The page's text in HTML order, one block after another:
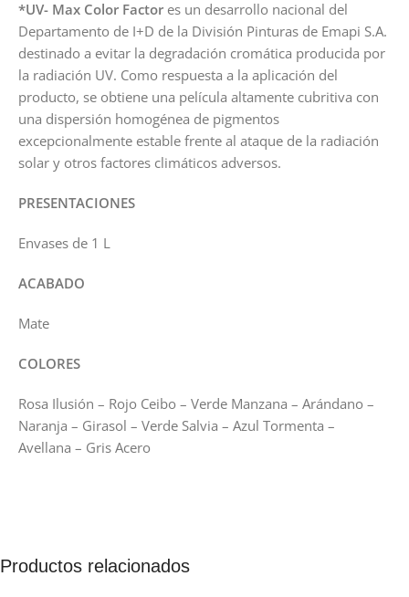
*UV- Max Color Factor es un desarrollo nacional del
Departamento de I+D de la División Pinturas de Emapi S.A.
destinado a evitar la degradación cromática producida por
la radiación UV. Como respuesta a la aplicación del
producto, se obtiene una película altamente cubritiva con
una dispersión homogénea de pigmentos
excepcionalmente estable frente al ataque de la radiación
solar y otros factores climáticos adversos.
PRESENTACIONES
Envases de 1 L
ACABADO
Mate
COLORES
Rosa Ilusión – Rojo Ceibo – Verde Manzana – Arándano –
Naranja – Girasol – Verde Salvia – Azul Tormenta –
Avellana – Gris Acero
Productos relacionados